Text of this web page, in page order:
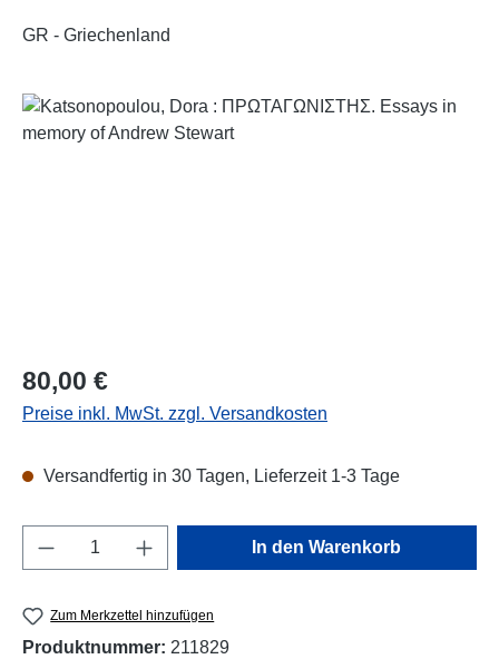
GR - Griechenland
Bildergalerie überspringen
Regulärer Preis:
80,00 €
Preise inkl. MwSt. zzgl. Versandkosten
Versandfertig in 30 Tagen, Lieferzeit 1-3 Tage
Produkt Anzahl: Gib den gewünschten
In den Warenkorb
Zum Merkzettel hinzufügen
Produktnummer: 211829